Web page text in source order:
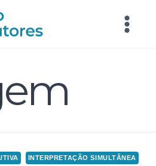
INTERPRETAÇÃO SIMULTÂNEA